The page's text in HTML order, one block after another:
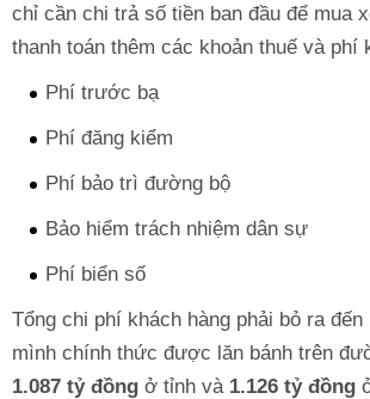
chỉ cần chi trả số tiền ban đầu để mua
thanh toán thêm các khoản thuế và phí
Phí trước bạ
Phí đăng kiểm
Phí bảo trì đường bộ
Bảo hiểm trách nhiệm dân sự
Phí biển số
Tổng chi phí khách hàng phải bỏ ra
mình chính thức được lăn bánh trên
1.087 tỷ đồng ở tỉnh và 1.126 tỷ đồng